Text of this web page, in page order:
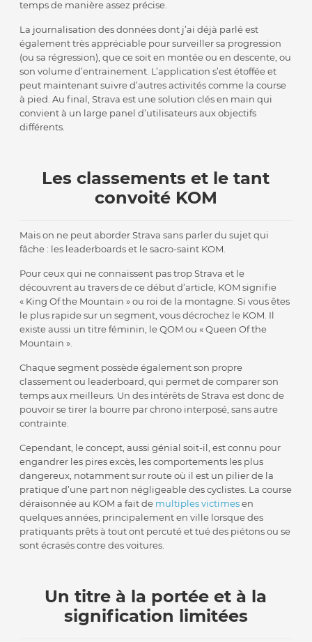
temps de manière assez précise.
La journalisation des données dont j’ai déjà parlé est
également très appréciable pour surveiller sa progression
(ou sa régression), que ce soit en montée ou en descente, ou
son volume d’entrainement. L’application s’est étoffée et
peut maintenant suivre d’autres activités comme la course
à pied. Au final, Strava est une solution clés en main qui
convient à un large panel d’utilisateurs aux objectifs
différents.
Les classements et le tant
convoité KOM
Mais on ne peut aborder Strava sans parler du sujet qui
fâche : les leaderboards et le sacro-saint KOM.
Pour ceux qui ne connaissent pas trop Strava et le
découvrent au travers de ce début d’article, KOM signifie
« King Of the Mountain » ou roi de la montagne. Si vous êtes
le plus rapide sur un segment, vous décrochez le KOM. Il
existe aussi un titre féminin, le QOM ou « Queen Of the
Mountain ».
Chaque segment possède également son propre
classement ou leaderboard, qui permet de comparer son
temps aux meilleurs. Un des intérêts de Strava est donc de
pouvoir se tirer la bourre par chrono interposé, sans autre
contrainte.
Cependant, le concept, aussi génial soit-il, est connu pour
engandrer les pires excès, les comportements les plus
dangereux, notamment sur route où il est un pilier de la
pratique d’une part non négligeable des cyclistes. La course
déraisonnée au KOM a fait de multiples victimesen
quelques années, principalement en ville lorsque des
pratiquants prêts à tout ont percuté et tué des piétons ou se
sont écrasés contre des voitures.
Un titre à la portée et à la
signification limitées